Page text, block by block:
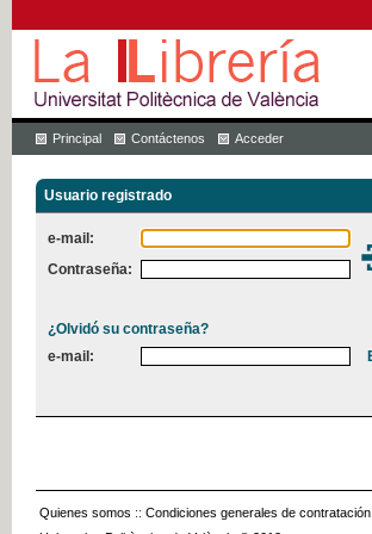
Principal Contáctenos Acceder
Usuario registrado
e-mail:
Contraseña:
¿Olvidó su contraseña?
e-mail:
Quienes somos :: Condiciones generales de contratación